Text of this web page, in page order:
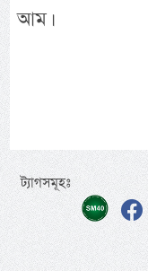
আম।
ট্যাগসমূহঃ